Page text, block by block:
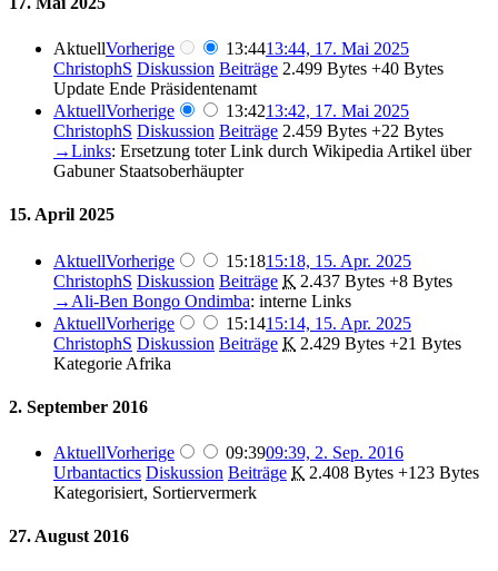
AktuellVorherige 13:4413:44, 17. Mai 2025
ChristophS Diskussion Beiträge 2.499 Bytes +40 Bytes
Update Ende Präsidentenamt
AktuellVorherige 13:4213:42, 17. Mai 2025
ChristophS Diskussion Beiträge 2.459 Bytes +22 Bytes
→‎Links: Ersetzung toter Link durch Wikipedia Artikel über
Gabuner Staatsoberhäupter
15. April 2025
AktuellVorherige 15:1815:18, 15. Apr. 2025
ChristophS Diskussion Beiträge K 2.437 Bytes +8 Bytes
→‎Ali-Ben Bongo Ondimba: interne Links
AktuellVorherige 15:1415:14, 15. Apr. 2025
ChristophS Diskussion Beiträge K 2.429 Bytes +21 Bytes
Kategorie Afrika
2. September 2016
AktuellVorherige 09:3909:39, 2. Sep. 2016
Urbantactics Diskussion Beiträge K 2.408 Bytes +123 Bytes
Kategorisiert, Sortiervermerk
27. August 2016